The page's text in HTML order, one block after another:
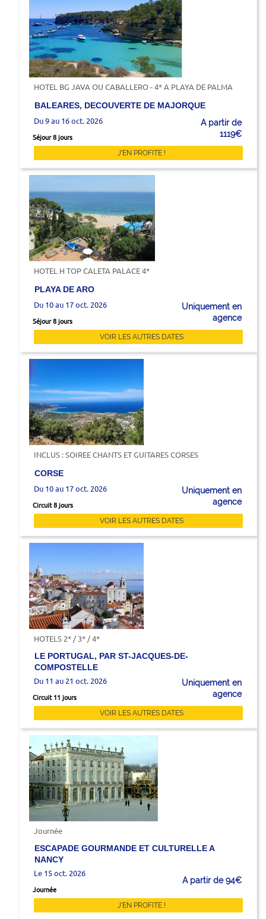
HOTEL BG JAVA OU CABALLERO - 4* A PLAYA DE PALMA
BALEARES, DECOUVERTE DE MAJORQUE
Du 9 au 16 oct. 2026
Séjour 8 jours
A partir de
1119€
J'EN PROFITE !
HOTEL H TOP CALETA PALACE 4*
PLAYA DE ARO
Du 10 au 17 oct. 2026
Séjour 8 jours
Uniquement en
agence
VOIR LES AUTRES DATES
INCLUS : SOIREE CHANTS ET GUITARES CORSES
CORSE
Du 10 au 17 oct. 2026
Circuit 8 jours
Uniquement en
agence
VOIR LES AUTRES DATES
HOTELS 2* / 3* / 4*
LE PORTUGAL, PAR ST-JACQUES-DE-
COMPOSTELLE
Du 11 au 21 oct. 2026
Circuit 11 jours
Uniquement en
agence
VOIR LES AUTRES DATES
Journée
ESCAPADE GOURMANDE ET CULTURELLE A
NANCY
Le 15 oct. 2026
Journée
A partir de 94€
J'EN PROFITE !